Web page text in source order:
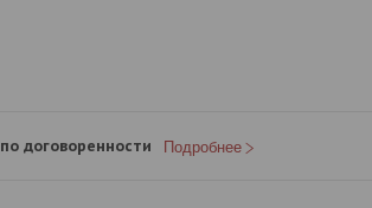
по договоренности Подробнее